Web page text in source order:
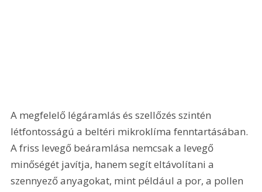
A megfelelő légáramlás és szellőzés szintén
létfontosságú a beltéri mikroklíma fenntartásában.
A friss levegő beáramlása nemcsak a levegő
minőségét javítja, hanem segít eltávolítani a
szennyező anyagokat, mint például a por, a pollen